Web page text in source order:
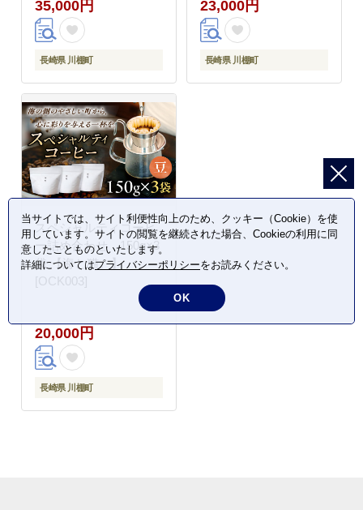
[OBF023]
35,000円
長崎県 川棚町
23,000円
長崎県 川棚町
スペシャルティコーヒ
ー詰め合わせ 150g×3
袋 【海と猫。】
[OCK003]
20,000円
長崎県 川棚町
当サイトでは、サイト利便性向上のため、クッキー（Cookie）を使
用しています。サイトの閲覧を継続された場合、Cookieの利用に同
意したことものといたします。
詳細についてはプライバシーポリシーをお読みください。
OK